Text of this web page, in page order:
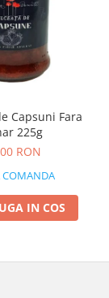
Capsuni Fara
225g
RON
COMANDA
IN COS